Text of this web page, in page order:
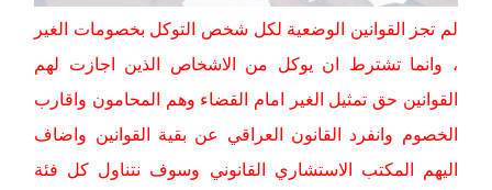
لم تجز القوانين الوضعية لكل شخص التوكل بخصومات الغير
، وانما تشترط ان يوكل من الاشخاص الذين اجازت لهم
القوانين حق تمثيل الغير امام القضاء وهم المحامون واقارب
الخصوم وانفرد القانون العراقي عن بقية القوانين واضاف
اليهم المكتب الاستشاري القانوني وسوف نتناول كل فئة